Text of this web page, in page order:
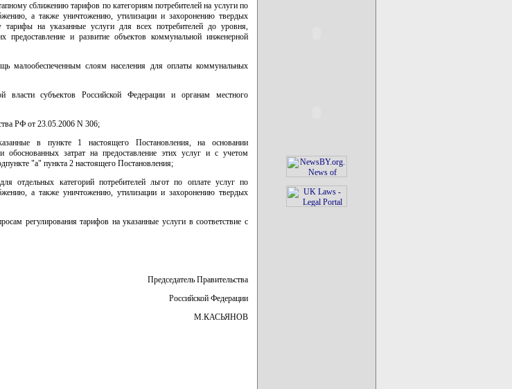
сближению тарифов по категориям потребителей на услуги по
а также уничтожению, утилизации и захоронению твердых
на указанные услуги для всех потребителей до уровня,
предоставление и развитие объектов коммунальной инженерной
малообеспеченным слоям населения для оплаты коммунальных
власти субъектов Российской Федерации и органам местного
РФ от 23.05.2006 N 306;
в пункте 1 настоящего Постановления, на основании
обоснованных затрат на предоставление этих услуг и с учетом
"а" пункта 2 настоящего Постановления;
отдельных категорий потребителей льгот по оплате услуг по
а также уничтожению, утилизации и захоронению твердых
регулирования тарифов на указанные услуги в соответствие с
Председатель Правительства
Российской Федерации
М.КАСЬЯНОВ